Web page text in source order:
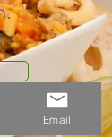
-
Email